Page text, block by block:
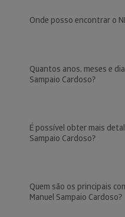
Onde posso encontrar o
Quantos anos, meses e
Sampaio Cardoso?
É possível obter mais
Sampaio Cardoso?
Quem são os principais
Manuel Sampaio Cardoso?